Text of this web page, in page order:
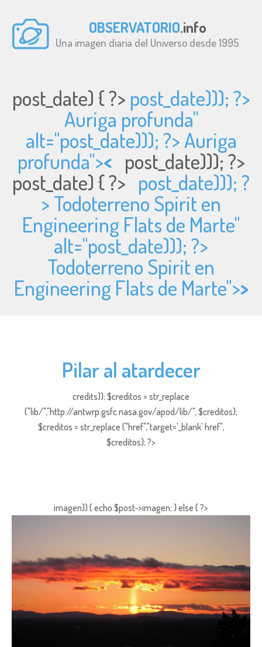
OBSERVATORIO.info
Una imagen diaria del Universo desde 1995
post_date) { ?> post_date))); ?>
Auriga profunda"
alt="post_date))); ?> Auriga
profunda">< post_date))); ?>
post_date) { ?> post_date))); ?
> Todoterreno Spirit en
Engineering Flats de Marte"
alt="post_date))); ?>
Todoterreno Spirit en
Engineering Flats de Marte">>
Pilar al atardecer
credits)); $creditos = str_replace
("lib/","http://antwrp.gsfc.nasa.gov/apod/lib/", $creditos);
$creditos = str_replace ("href","target='_blank' href",
$creditos); ?>
imagen)) { echo $post->imagen; } else { ?>